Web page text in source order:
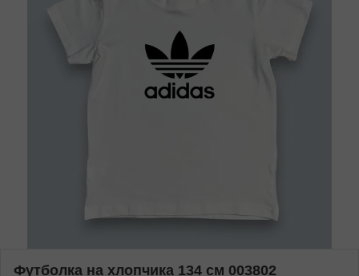
Футболка на хлопчика 134 см 003802